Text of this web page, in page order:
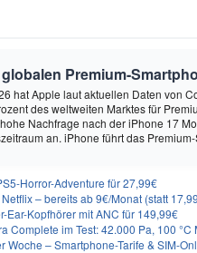
Premium-
hat Apple laut aktuellen Daten von
des weltweiten Marktes für
Nachfrage nach der iPhone 17
an. iPhone führt das
Horror-Adventure für 27,99€
– bereits ab 9€/Monat (statt
Ear-Kopfhörer mit ANC für 149,99€
Test: 42.000 Pa, 100 °C Moppwäsche & erstaunlich
Woche – Smartphone-Tarife & SIM-